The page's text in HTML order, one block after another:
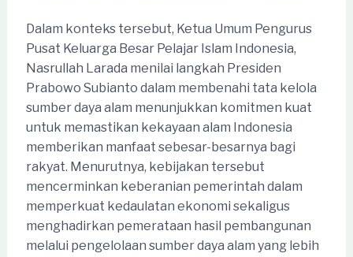
Dalam konteks tersebut, Ketua Umum Pengurus
Pusat Keluarga Besar Pelajar Islam Indonesia,
Nasrullah Larada menilai langkah Presiden
Prabowo Subianto dalam membenahi tata kelola
sumber daya alam menunjukkan komitmen kuat
untuk memastikan kekayaan alam Indonesia
memberikan manfaat sebesar-besarnya bagi
rakyat. Menurutnya, kebijakan tersebut
mencerminkan keberanian pemerintah dalam
memperkuat kedaulatan ekonomi sekaligus
menghadirkan pemerataan hasil pembangunan
melalui pengelolaan sumber daya alam yang lebih